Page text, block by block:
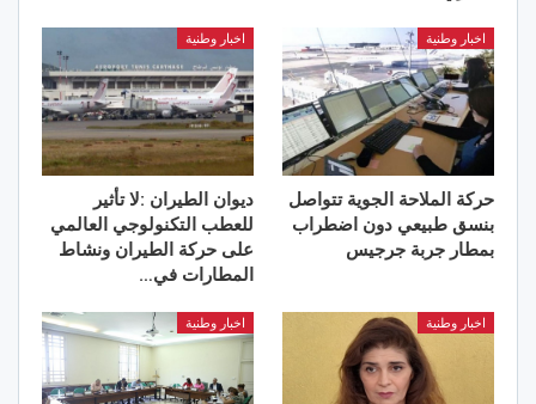
اخبار وطنية
حركة الملاحة الجوية تتواصل
بنسق طبيعي دون اضطراب
بمطار جربة جرجيس
اخبار وطنية
ديوان الطيران :لا تأثير
للعطب التكنولوجي العالمي
على حركة الطيران ونشاط
المطارات في…
اخبار وطنية اخبار وطنية